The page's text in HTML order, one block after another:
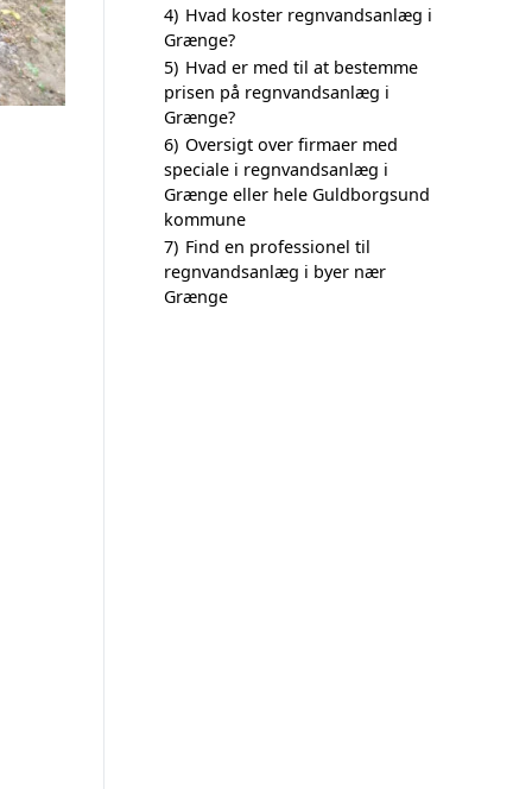
4) Hvad koster regnvandsanlæg i
Grænge?
5) Hvad er med til at bestemme
prisen på regnvandsanlæg i
Grænge?
6) Oversigt over firmaer med
speciale i regnvandsanlæg i
Grænge eller hele Guldborgsund
kommune
7) Find en professionel til
regnvandsanlæg i byer nær
Grænge